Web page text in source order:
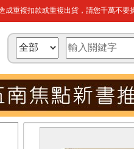
成重複扣款或重複出貨，請您千萬不要